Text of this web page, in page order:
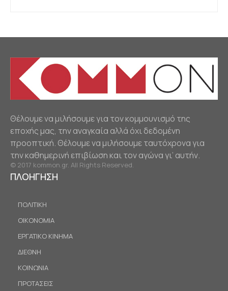
Θέλουμε να μιλήσουμε για τον κομμουνισμό της
εποχής μας, την αναγκαία αλλά όχι δεδομένη
προοπτική. Θέλουμε να μιλήσουμε ταυτόχρονα για
την καθημερινή επιβίωση και τον αγώνα γι’ αυτήν.
© 2017 kommon.gr. All Rights Reserved.
ΠΛΟΗΓΗΣΗ
ΠΟΛΙΤΙΚΗ
ΟΙΚΟΝΟΜΙΑ
ΕΡΓΑΤΙΚΟ ΚΙΝΗΜΑ
ΔΙΕΘΝΗ
ΚΟΙΝΩΝΙΑ
ΠΡΟΤΑΣΕΙΣ